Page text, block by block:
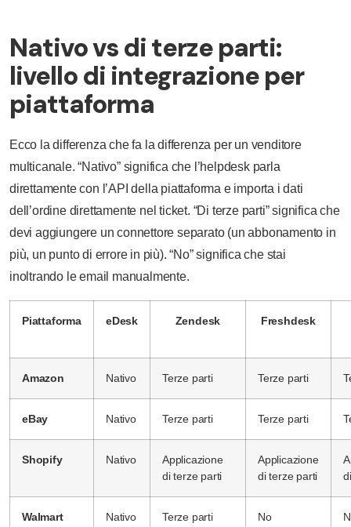
Nativo vs di terze parti:
livello di integrazione per
piattaforma
Ecco la differenza che fa la differenza per un venditore
multicanale. “Nativo” significa che l’helpdesk parla
direttamente con l’API della piattaforma e importa i dati
dell’ordine direttamente nel ticket. “Di terze parti” significa che
devi aggiungere un connettore separato (un abbonamento in
più, un punto di errore in più). “No” significa che stai
inoltrando le email manualmente.
Piattaforma eDesk Zendesk Freshdesk
Amazon Nativo Terze parti Terze parti
eBay Nativo Terze parti Terze parti
Shopify Nativo
Applicazione
di terze parti
Applicazione
di terze parti
Walmart Nativo Terze parti No